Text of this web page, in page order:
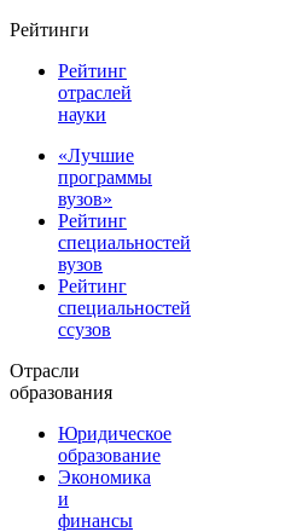
Рейтинги
Рейтинг
отраслей
науки
«Лучшие
программы
вузов»
Рейтинг
специальностей
вузов
Рейтинг
специальностей
ссузов
Отрасли
образования
Юридическое
образование
Экономика
и
финансы